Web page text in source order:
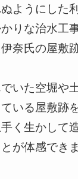
ようにした
りな治水工
奈氏の屋敷
いた空堀や
いる屋敷跡
く生かして
が体感できま